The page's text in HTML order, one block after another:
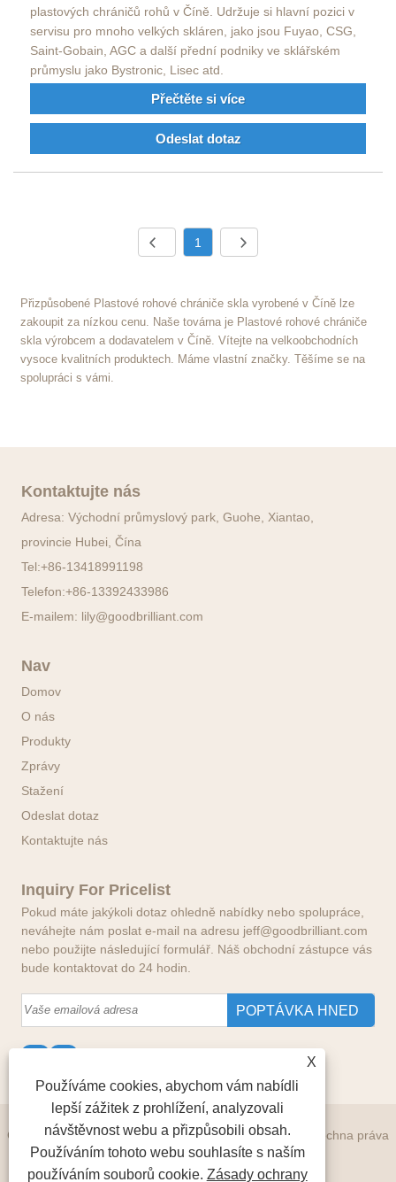
plastových chráničů rohů v Číně. Udržuje si hlavní pozici v
servisu pro mnoho velkých skláren, jako jsou Fuyao, CSG,
Saint-Gobain, AGC a další přední podniky ve sklářském
průmyslu jako Bystronic, Lisec atd.
Přečtěte si více
Odeslat dotaz
1
Přizpůsobené Plastové rohové chrániče skla vyrobené v Číně lze
zakoupit za nízkou cenu. Naše továrna je Plastové rohové chrániče
skla výrobcem a dodavatelem v Číně. Vítejte na velkoobchodních
vysoce kvalitních produktech. Máme vlastní značky. Těšíme se na
spolupráci s vámi.
Kontaktujte nás
Adresa: Východní průmyslový park, Guohe, Xiantao,
provincie Hubei, Čína
Tel:+86-13418991198
Telefon:+86-13392433986
E-mailem: lily@goodbrilliant.com
Nav
Domov
O nás
Produkty
Zprávy
Stažení
Odeslat dotaz
Kontaktujte nás
Inquiry For Pricelist
Pokud máte jakýkoli dotaz ohledně nabídky nebo spolupráce,
neváhejte nám poslat e-mail na adresu jeff@goodbrilliant.com
nebo použijte následující formulář. Náš obchodní zástupce vás
bude kontaktovat do 24 hodin.
Copyright © 2024 Good Brilliant International Limited Všechna práva
vyhrazena.
X
Používáme cookies, abychom vám nabídli
lepší zážitek z prohlížení, analyzovali
návštěvnost webu a přizpůsobili obsah.
Používáním tohoto webu souhlasíte s naším
používáním souborů cookie. Zásady ochrany